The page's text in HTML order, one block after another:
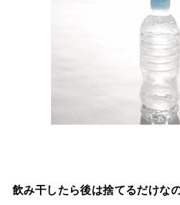
飲み干したら後は捨てるだけな